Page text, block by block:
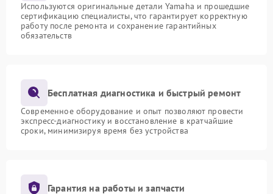
Используются оригинальные детали Yamaha и прошедшие
сертификацию специалисты, что гарантирует корректную
работу после ремонта и сохранение гарантийных
обязательств
Бесплатная диагностика и быстрый ремонт
Современное оборудование и опыт позволяют провести
экспресс-диагностику и восстановление в кратчайшие
сроки, минимизируя время без устройства
Гарантия на работы и запчасти